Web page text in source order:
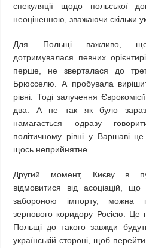
спекуляції щодо польської
неоціненною, зважаючи скільки
Для Польщі важливо,
дотримувалася певних
перше, не зверталася до
Брюсселю. А пробувала
рівні. Тоді залучення
два. А не так як було
намагається одразу
політичному рівні у Варшаві
щось неприйнятне.
Другий момент, Києву в
відмовитися від асоціацій,
забороною імпорту, можна
зернового коридору Росією. Це
Польщі до такого завжди
українській стороні, щоб